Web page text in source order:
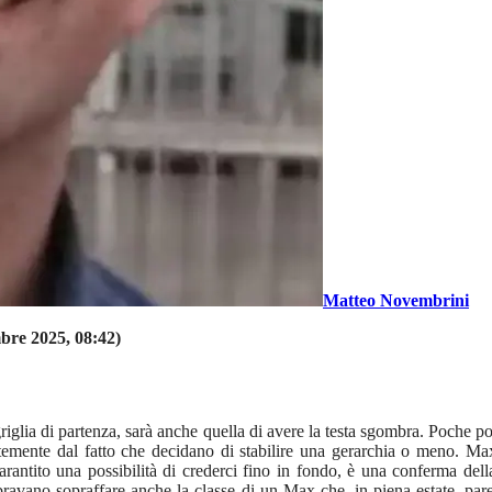
Matteo Novembrini
2025, 08:42)
di partenza, sarà anche quella di avere la testa sgombra. Poche
dal fatto che decidano di stabilire una gerarchia o meno.
una possibilità di crederci fino in fondo, è una conferma